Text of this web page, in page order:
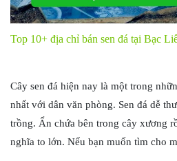
Top 10+ địa chỉ bán sen đá tại Bạc
Cây sen đá hiện nay là một trong
nhất với dân văn phòng. Sen đá dễ
trồng. Ẩn chứa bên trong cây xương
nghĩa to lớn. Nếu bạn muốn tìm cho